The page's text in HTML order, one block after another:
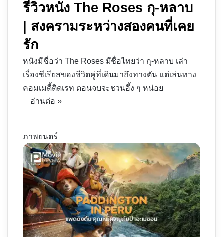
รีวิวหนัง The Roses กุ-หลาบ
| สงครามระหว่างสองคนที่เคย
รัก
หนังมีชื่อว่า The Roses มีชื่อไทยว่า กุ-หลาบ เล่า
เรื่องซีเรียสของชีวิตคู่ที่เดินมาถึงทางตัน แต่เล่นทาง
คอมเมดี้ติดเรท ตอนจบจะชวนอึ้ง ๆ หน่อย
อ่านต่อ »
ภาพยนตร์